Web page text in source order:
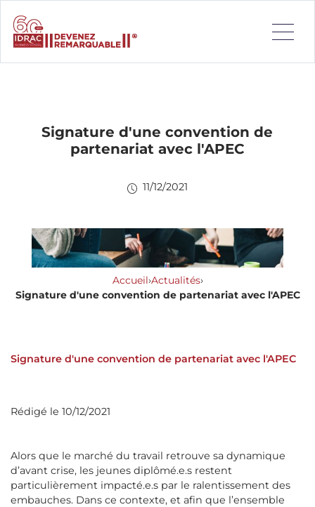
Signature d'une convention de
partenariat avec l'APEC
11/12/2021
Accueil›Actualités›
Signature d'une convention de partenariat avec l'APEC
Signature d'une convention de partenariat avec l'APEC
Rédigé le 10/12/2021
Alors que le marché du travail retrouve sa dynamique
d’avant crise, les jeunes diplômé.e.s restent
particulièrement impacté.e.s par le ralentissement des
embauches. Dans ce contexte, et afin que l’ensemble